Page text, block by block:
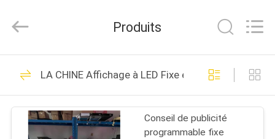
MAISON
PRODUITS
Display
Labs
All
Reserved.
Signes d'affichage
de fenêtre de LED
61
Produits
LA CHINE Affichage à LED Fixe extérieur
Conseil de publicité
programmable fixe